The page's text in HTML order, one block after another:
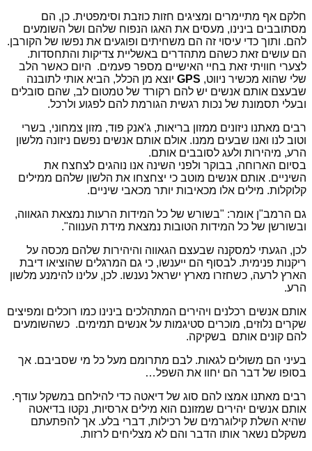
חלקם אף מתיימרים ומציגים חזות כוזבת וסימפטית. כן, הם
מסתובבים בינינו, מעסים את האגו הנפוח שלהם ושל השומעים
להם. ותוך כדי עיסוי זה הם משחיתים ופוגעים את נפשו של הקורבן.
הם עושים זאת כשהם מתהדרים באשליית צדיקות והתחסדות.
לצערי חוויתי זאת בחיי האישיים מספר פעמים. היום כאשר הלב
שלי שהוא מכשיר ניווט, GPS יוצא מן הכלל, הביא אותי לתובנה
שבעצם אותם אנשים יש להם רקורד של טמטום לב, שהם סובלים
ובעלי תסמונת של נכות רגשית הגורמת להם לפגוע ולרכל.
רבים מאתנו ניזונים ממזון בריאות, ג'אנק פוד, מזון צמחוני, בשרי
וטוב לנו ואנו שבעים ממנו. אולם אותם אנשים נפשם ניזונה מלשון
הרע, מיהירות ולעג לסובבים אותם.
בסיום הארוחה, בבוקר ולפני השינה אנו נוהגים לצחצח את
השיניים. אותם אנשים מוטב כי יצחצחו את הלשון שלהם ממילים
קלוקלות. מילים אלו מכאיבות יותר מכאבי שיניים.
גם הרמב"ן אומר: "בשורש של כל המידות הרעות נמצאת הגאווה,
ובשורשן של כל המידות הטובות נמצאת מידת הענווה".
לכן, הגעתי למסקנה שבעצם הגאווה והיהירות שלהם מכסה על
ריקנות פנימית. לבסוף הם ייענשו, כי גם המרגלים שהוציאו דיבת
הארץ לרעה, כשחזרו מארץ ישראל נענשו. לכן, עלינו להימנע מלשון
הרע.
אותם אנשים רכלנים ויהירים המתהלכים בינינו כמו רוכלים ומפיצים
שקרים נלוזים, מוכרים סטיגמות על אנשים תמימים. כשהשומעים
להם קונים אותם בשקיקה.
בעיני הם משולים לגאות. לבם מתרומם מעל כל מי שסביבם. אך
בסופו של דבר הם יחוו את השפל…
רבים מאתנו אמצו להם סוג של דיאטה כדי להילחם במשקל עודף.
אותם אנשים יהירים שמזונם הוא מילים ארסיות, נקטו בדיאטה
שהיא השלת קילוגרמים של רכילות, דברי בלע. אך להפתעתם
משקלם נשאר אותו הדבר והם לא מצליחים לרזות.